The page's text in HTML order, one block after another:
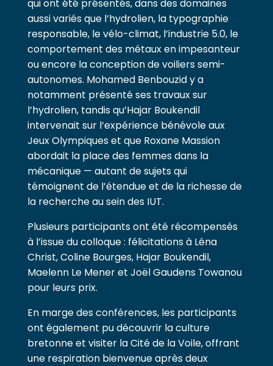
qui ont été présentés, dans des domaines
aussi variés que l’hydrolien, la typographie
responsable, le vélo-climat, l’industrie 5.0, le
comportement des métaux en impesanteur
ou encore la conception de voiliers semi-
autonomes. Mohamed Benbouzid y a
notamment présenté ses travaux sur
l’hydrolien, tandis qu’Hajar Boukendil
intervenait sur l’expérience bénévole aux
Jeux Olympiques et que Roxane Massion
abordait la place des femmes dans la
mécanique — autant de sujets qui
témoignent de l’étendue et de la richesse de
la recherche au sein des IUT.
Plusieurs participants ont été récompensés
à l’issue du colloque : félicitations à Léna
Christ, Coline Bourges, Hajar Boukendil,
Maelenn Le Mener et Joël Gaudens Towanou
pour leurs prix.
En marge des conférences, les participants
ont également pu découvrir la culture
bretonne et visiter la Cité de la Voile, offrant
une respiration bienvenue après deux